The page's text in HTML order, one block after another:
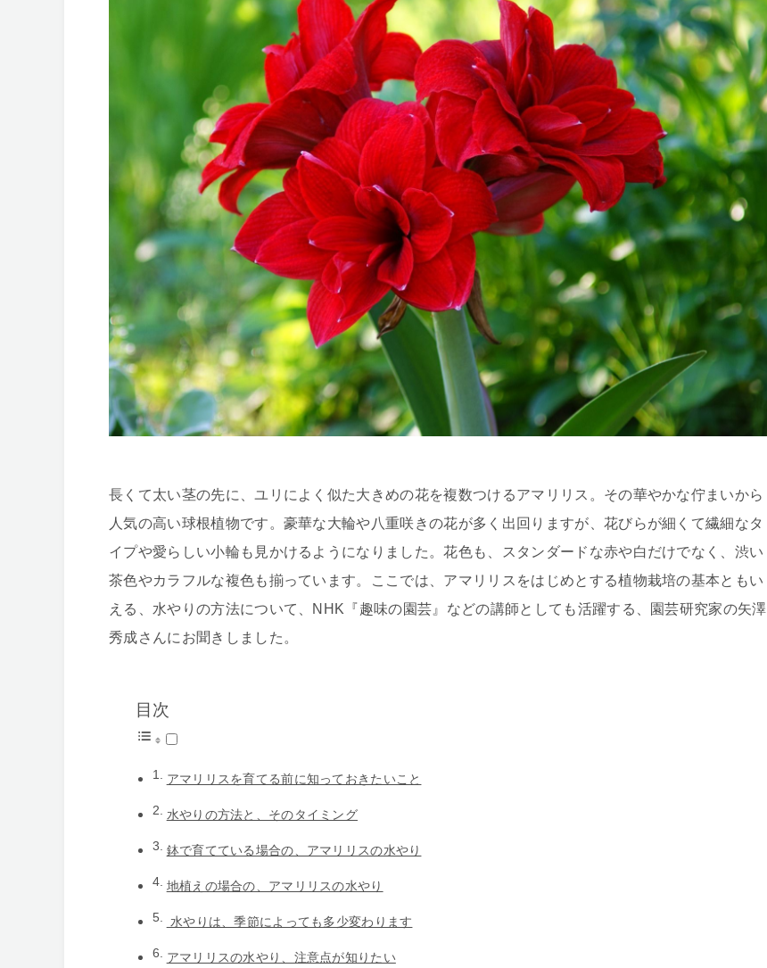
長くて太い茎の先に、ユリによく似た大きめの花を複数つけるアマリリス。その華やかな佇まいから
人気の高い球根植物です。豪華な大輪や八重咲きの花が多く出回りますが、花びらが細くて繊細なタ
イプや愛らしい小輪も見かけるようになりました。花色も、スタンダードな赤や白だけでなく、渋い
茶色やカラフルな複色も揃っています。ここでは、アマリリスをはじめとする植物栽培の基本ともい
える、水やりの方法について、NHK『趣味の園芸』などの講師としても活躍する、園芸研究家の矢澤
秀成さんにお聞きしました。
目次
アマリリスを育てる前に知っておきたいこと
水やりの方法と、そのタイミング
鉢で育てている場合の、アマリリスの水やり
地植えの場合の、アマリリスの水やり
水やりは、季節によっても多少変わります
アマリリスの水やり、注意点が知りたい